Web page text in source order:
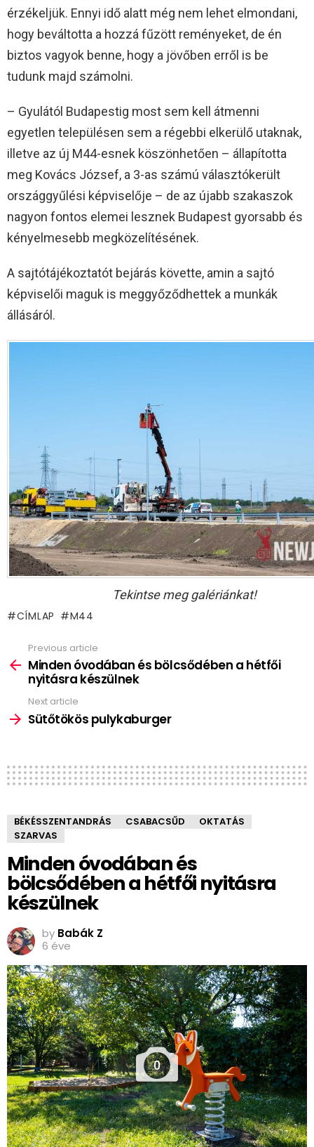
érzékeljük. Ennyi idő alatt még nem lehet elmondani,
hogy beváltotta a hozzá fűzött reményeket, de én
biztos vagyok benne, hogy a jövőben erről is be
tudunk majd számolni.
– Gyulától Budapestig most sem kell átmenni
egyetlen településen sem a régebbi elkerülő utaknak,
illetve az új M44-esnek köszönhetően – állapította
meg Kovács József, a 3-as számú választókerült
országgyűlési képviselője – de az újabb szakaszok
nagyon fontos elemei lesznek Budapest gyorsabb és
kényelmesebb megközelítésének.
A sajtótájékoztatót bejárás követte, amin a sajtó
képviselői maguk is meggyőződhettek a munkák
állásáról.
Tekintse meg galériánkat!
CÍMLAP M44
more
Previous article
Minden óvodában és bölcsődében a hétfői
nyitásra készülnek
Next article
Sütőtökös pulykaburger
BÉKÉSSZENTANDRÁS CSABACSŰD
OKTATÁS
SZARVAS
Minden óvodában és
bölcsődében a hétfői nyitásra
készülnek
by Babák Z
6 éve
0